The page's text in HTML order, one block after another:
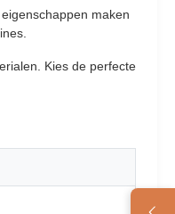
maken
Kies de perfecte